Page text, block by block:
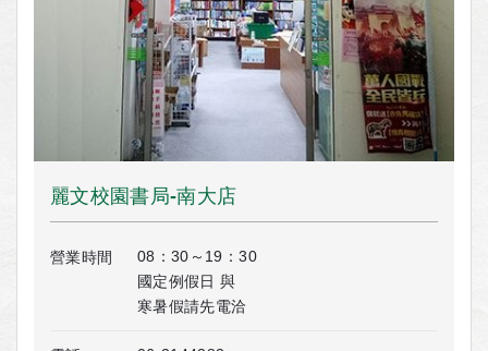
麗文校園書局-南大店
營業時間
08：30～19：30
國定例假日 與
寒暑假請先電洽